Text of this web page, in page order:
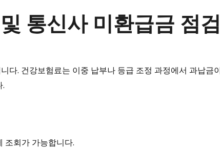
통신사 미환급금 점검
다. 건강보험료는 이중 납부나 등급 조정 과정에서 과납
.
조회가 가능합니다.